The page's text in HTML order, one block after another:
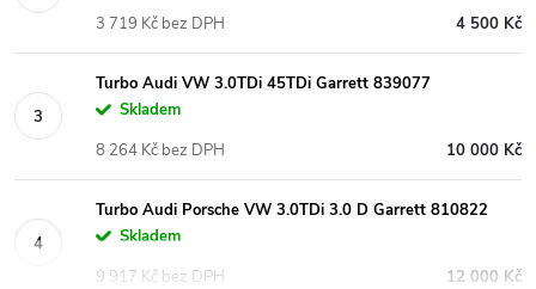
4 500 Kč
3 719 Kč bez DPH
Turbo Audi VW 3.0TDi 45TDi Garrett 839077
Skladem
10 000 Kč
8 264 Kč bez DPH
Turbo Audi Porsche VW 3.0TDi 3.0 D Garrett 810822
Skladem
12 000 Kč
9 917 Kč bez DPH